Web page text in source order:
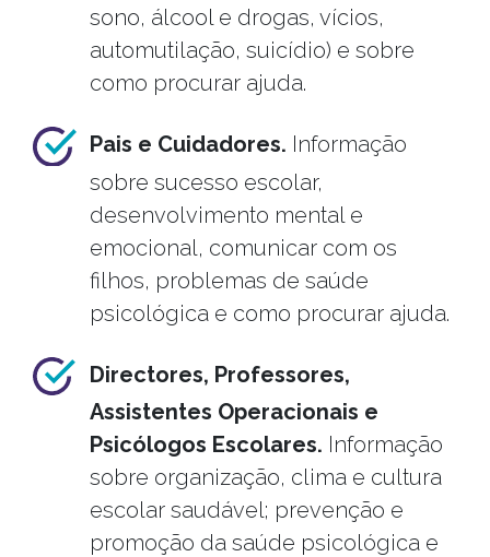
sono, álcool e drogas, vícios,
automutilação, suicídio) e sobre
como procurar ajuda.
Pais e Cuidadores. Informação
sobre sucesso escolar,
desenvolvimento mental e
emocional, comunicar com os
filhos, problemas de saúde
psicológica e como procurar ajuda.
Directores, Professores,
Assistentes Operacionais e
Psicólogos Escolares. Informação
sobre organização, clima e cultura
escolar saudável; prevenção e
promoção da saúde psicológica e